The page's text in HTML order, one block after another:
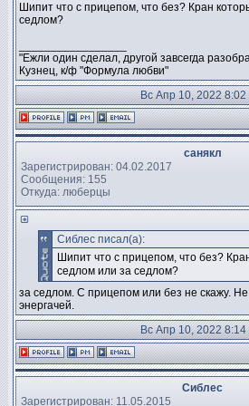
Шипит что с прицепом, что без? Кран
седлом?
"Ежли один сделал, другой завсегда
Кузнец, к/ф "Формула любви"
Вс Апр 10, 2022 8:02
санякл
Зарегистрирован: 04.02.2017
Сообщения: 155
Откуда: люберцы
Сиблес писал(а):
Шипит что с прицепом, что без?
седлом или за седлом?
за седлом. С прицепом или без не скажу.
энергачей.
Вс Апр 10, 2022 8:14
Сиблес
Зарегистрирован: 11.05.2015